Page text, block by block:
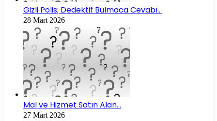
Gizli Polis; Dedektif Bulmaca Cevabı…
28 Mart 2026
Mal ve Hizmet Satın Alan…
27 Mart 2026